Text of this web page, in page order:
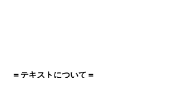
＝テキストについて＝